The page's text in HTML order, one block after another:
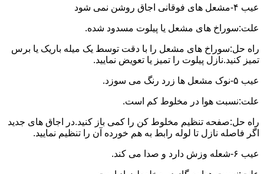
عیب ۴-مشعل های فوقانی اجاق روشن نمی شود
علت:سوراخ های مشعل یا پیلوت مسدود شده.
راه حل:سوراخ های مشعل را با دقت توسط یک میله باریک یا برس
تمیز کنید.نازل پیلوت را تمیز یا تعویض نمایید.
عیب ۵-نوک مشعل ها زرد رنگ می سوزد.
علت:نسبت هوا در مخلوط کم است.
راه حل:صفحه تنظیم مخلوط کن را کمی باز کنید.در اجاق های جدید
اگر فاصله نازل تا لوله رابط به هم خورده آن را تنظیم نمایید.
عیب ۶-شعله وزش دارد و صدا می کند.